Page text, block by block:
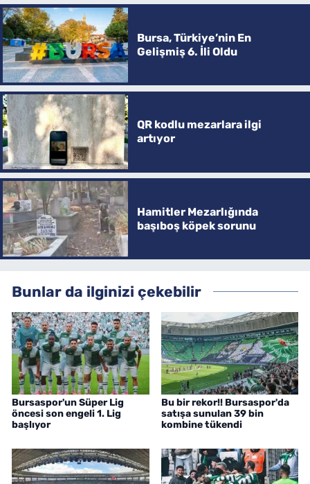
Bursa, Türkiye’nin En
Gelişmiş 6. İli Oldu
QR kodlu mezarlara ilgi
artıyor
Hamitler Mezarlığında
başıboş köpek sorunu
Bunlar da ilginizi çekebilir
Bursaspor'un Süper Lig
öncesi son engeli 1. Lig
başlıyor
Bu bir rekor!! Bursaspor'da
satışa sunulan 39 bin
kombine tükendi